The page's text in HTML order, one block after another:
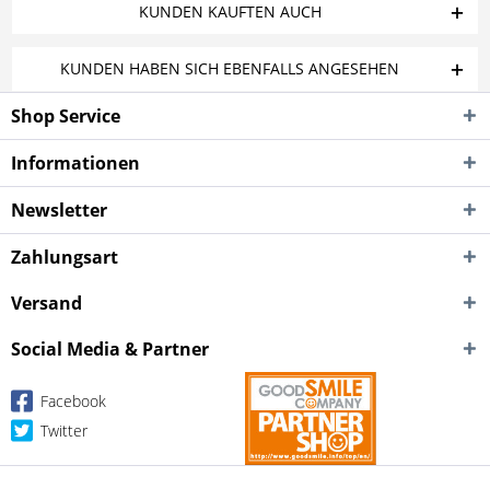
KUNDEN KAUFTEN AUCH
KUNDEN HABEN SICH EBENFALLS ANGESEHEN
Shop Service
Informationen
Newsletter
Zahlungsart
Versand
Social Media & Partner
Facebook
Twitter